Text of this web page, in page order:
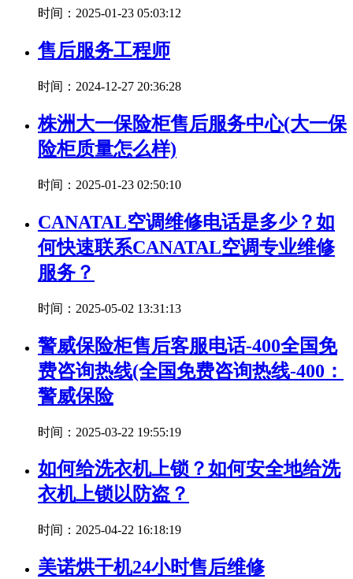
时间：2025-01-23 05:03:12
售后服务工程师
时间：2024-12-27 20:36:28
株洲大一保险柜售后服务中心(大一保
险柜质量怎么样)
时间：2025-01-23 02:50:10
CANATAL空调维修电话是多少？如
何快速联系CANATAL空调专业维修
服务？
时间：2025-05-02 13:31:13
警威保险柜售后客服电话-400全国免
费咨询热线(全国免费咨询热线-400：
警威保险
时间：2025-03-22 19:55:19
如何给洗衣机上锁？如何安全地给洗
衣机上锁以防盗？
时间：2025-04-22 16:18:19
美诺烘干机24小时售后维修